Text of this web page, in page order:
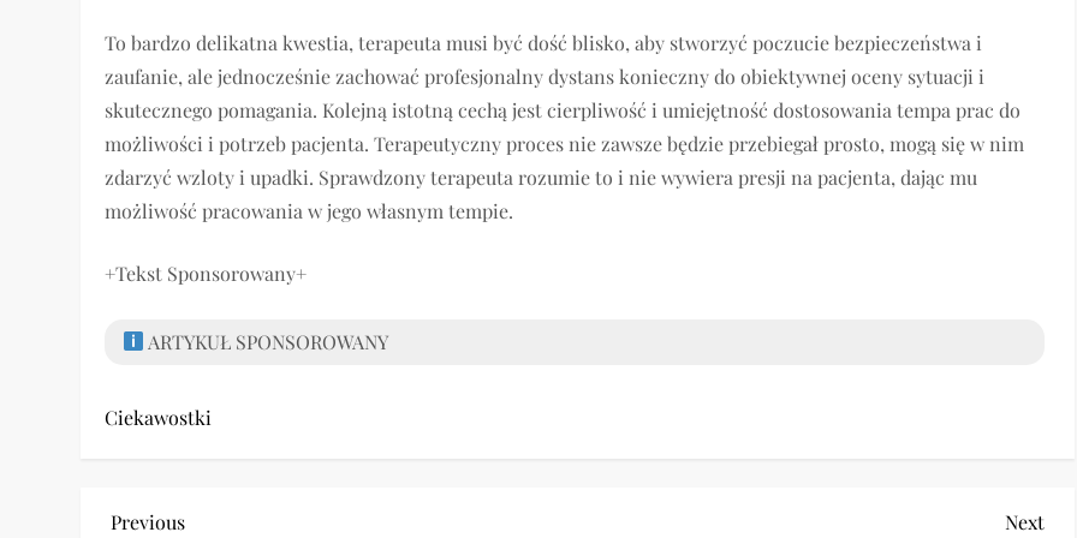
To bardzo delikatna kwestia, terapeuta musi być dość blisko, aby stworzyć poczucie bezpieczeństwa i
zaufanie, ale jednocześnie zachować profesjonalny dystans konieczny do obiektywnej oceny sytuacji i
skutecznego pomagania. Kolejną istotną cechą jest cierpliwość i umiejętność dostosowania tempa prac do
możliwości i potrzeb pacjenta. Terapeutyczny proces nie zawsze będzie przebiegał prosto, mogą się w nim
zdarzyć wzloty i upadki. Sprawdzony terapeuta rozumie to i nie wywiera presji na pacjenta, dając mu
możliwość pracowania w jego własnym tempie.
+Tekst Sponsorowany+
ARTYKUŁ SPONSOROWANY
Ciekawostki
Previous
Previous Next